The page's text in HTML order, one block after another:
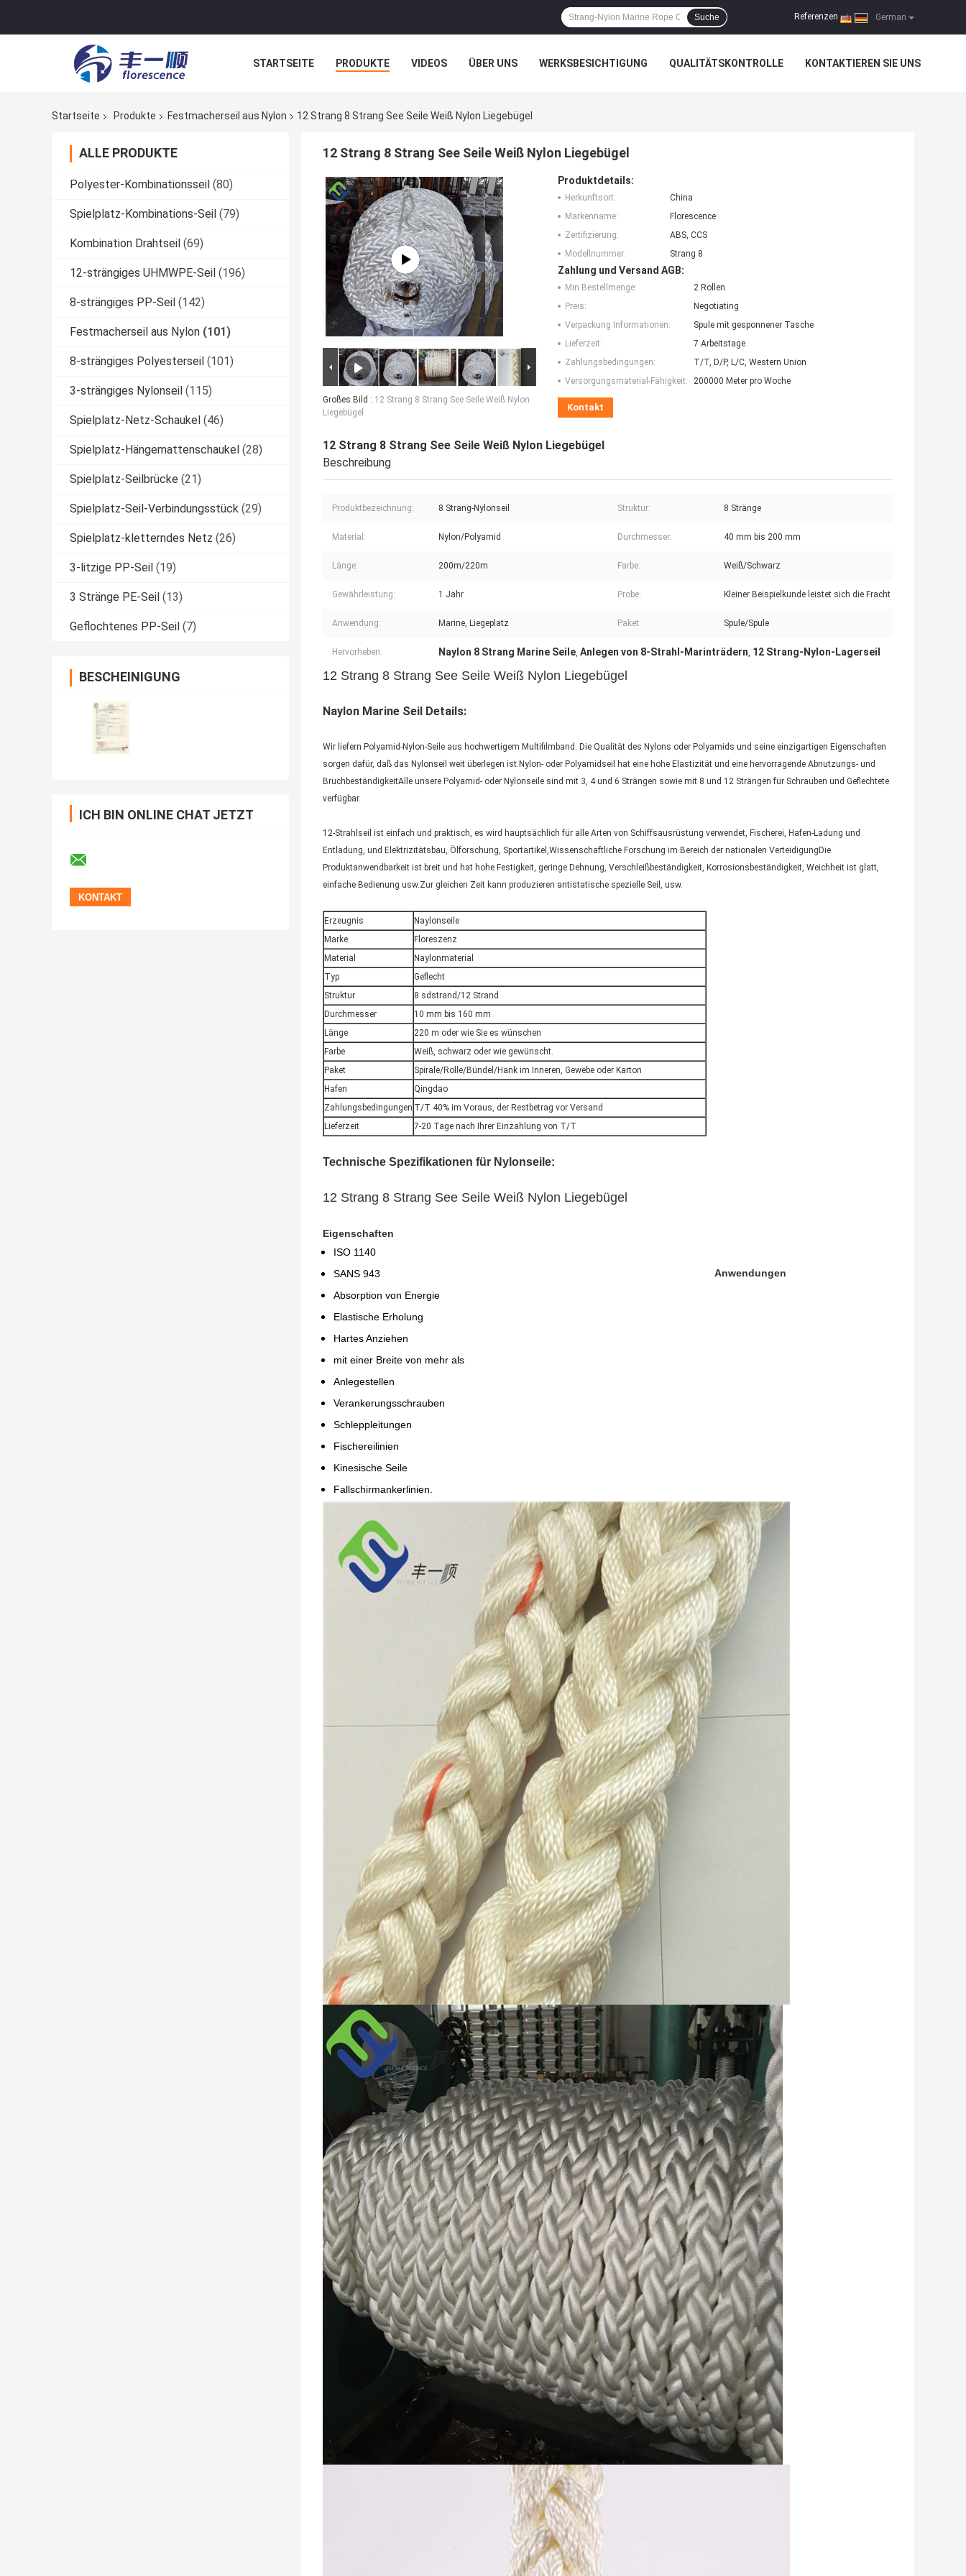
German
Referenzen |
Suche
STARTSEITE PRODUKTE VIDEOS ÜBER UNS WERKSBESICHTIGUNG QUALITÄTSKONTROLLE KONTAKTIEREN SIE UNS
Startseite
Produkte Festmacherseil aus Nylon 12 Strang 8 Strang See Seile Weiß Nylon Liegebügel
ALLE PRODUKTE
Polyester-Kombinationsseil (80)
Spielplatz-Kombinations-Seil (79)
Kombination Drahtseil (69)
12-strängiges UHMWPE-Seil (196)
8-strängiges PP-Seil (142)
Festmacherseil aus Nylon (101)
8-strängiges Polyesterseil (101)
3-strängiges Nylonseil (115)
Spielplatz-Netz-Schaukel (46)
Spielplatz-Hängemattenschaukel (28)
Spielplatz-Seilbrücke (21)
Spielplatz-Seil-Verbindungsstück (29)
Spielplatz-kletterndes Netz (26)
3-litzige PP-Seil (19)
3 Stränge PE-Seil (13)
Geflochtenes PP-Seil (7)
BESCHEINIGUNG
ICH BIN ONLINE CHAT JETZT
12 Strang 8 Strang See Seile Weiß Nylon Liegebügel
Großes Bild : 12 Strang 8 Strang See Seile Weiß Nylon
Liegebügel
Produktdetails:
Herkunftsort:
China
Markenname:
Florescence
Zertifizierung:
ABS, CCS
Modellnummer:
Strang 8
Zahlung und Versand AGB:
Min Bestellmenge:
2 Rollen
Preis:
Negotiating
Verpackung Informationen:
Spule mit gesponnener Tasche
Lieferzeit:
7 Arbeitstage
Zahlungsbedingungen:
T/T, D/P, L/C, Western Union
Versorgungsmaterial-Fähigkeit:
200000 Meter pro Woche
Kontakt
12 Strang 8 Strang See Seile Weiß Nylon Liegebügel
Beschreibung
Produktbezeichnung: 8 Strang-Nylonseil Struktur: 8 Stränge
Material: Nylon/Polyamid Durchmesser: 40 mm bis 200 mm
Länge: 200m/220m Farbe: Weiß/Schwarz
Gewährleistung: 1 Jahr Probe: Kleiner Beispielkunde leistet sich die Fracht
Anwendung: Marine, Liegeplatz Paket: Spule/Spule
Hervorheben: Naylon 8 Strang Marine Seile, Anlegen von 8-Strahl-Marinträdern, 12 Strang-Nylon-Lagerseil
12 Strang 8 Strang See Seile Weiß Nylon Liegebügel
Naylon Marine Seil Details:
Wir liefern Polyamid-Nylon-Seile aus hochwertigem Multifilmband. Die Qualität des Nylons oder Polyamids und seine einzigartigen Eigenschaften
sorgen dafür, daß das Nylonseil weit überlegen ist.Nylon- oder Polyamidseil hat eine hohe Elastizität und eine hervorragende Abnutzungs- und
BruchbeständigkeitAlle unsere Polyamid- oder Nylonseile sind mit 3, 4 und 6 Strängen sowie mit 8 und 12 Strängen für Schrauben und Geflechtete
verfügbar.
12-Strahlseil ist einfach und praktisch, es wird hauptsächlich für alle Arten von Schiffsausrüstung verwendet, Fischerei, Hafen-Ladung und
Entladung, und Elektrizitätsbau, Ölforschung, Sportartikel,Wissenschaftliche Forschung im Bereich der nationalen VerteidigungDie
Produktanwendbarkeit ist breit und hat hohe Festigkeit, geringe Dehnung, Verschleißbeständigkeit, Korrosionsbeständigkeit, Weichheit ist glatt,
einfache Bedienung usw.Zur gleichen Zeit kann produzieren antistatische spezielle Seil, usw.
Erzeugnis
Naylonseile
Marke
Floreszenz
Material
Naylonmaterial
Typ
Geflecht
Struktur
8 sdstrand/12 Strand
Durchmesser
10 mm bis 160 mm
Länge
220 m oder wie Sie es wünschen
Farbe
Weiß, schwarz oder wie gewünscht.
Paket
Spirale/Rolle/Bündel/Hank im Inneren, Gewebe oder Karton
Hafen
Qingdao
Zahlungsbedingungen T/T 40% im Voraus, der Restbetrag vor Versand
Lieferzeit
7-20 Tage nach Ihrer Einzahlung von T/T
Technische Spezifikationen für Nylonseile:
12 Strang 8 Strang See Seile Weiß Nylon Liegebügel
Eigenschaften
ISO 1140
SANS 943
Absorption von Energie
Elastische Erholung
Hartes Anziehen
mit einer Breite von mehr als
Anwendungen
Anlegestellen
Verankerungsschrauben
Schleppleitungen
Fischereilinien
Kinesische Seile
Fallschirmankerlinien.